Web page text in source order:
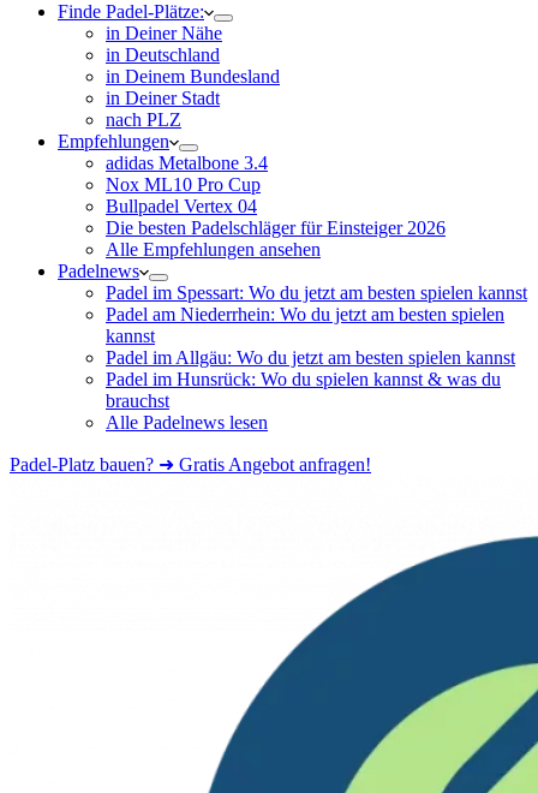
Finde Padel-Plätze:
in Deiner Nähe
in Deutschland
in Deinem Bundesland
in Deiner Stadt
nach PLZ
Empfehlungen
adidas Metalbone 3.4
Nox ML10 Pro Cup
Bullpadel Vertex 04
Die besten Padelschläger für Einsteiger 2026
Alle Empfehlungen ansehen
Padelnews
Padel im Spessart: Wo du jetzt am besten spielen kannst
Padel am Niederrhein: Wo du jetzt am besten spielen
kannst
Padel im Allgäu: Wo du jetzt am besten spielen kannst
Padel im Hunsrück: Wo du spielen kannst & was du
brauchst
Alle Padelnews lesen
Padel-Platz bauen? ➜ Gratis Angebot anfragen!